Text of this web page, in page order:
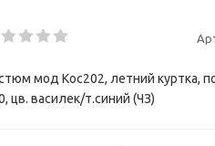
мод Кос202, летний куртка,
цв. василек/т.синий (ЧЗ)